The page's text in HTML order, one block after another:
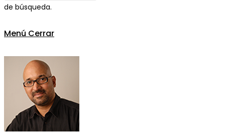
de búsqueda.
Menú Cerrar